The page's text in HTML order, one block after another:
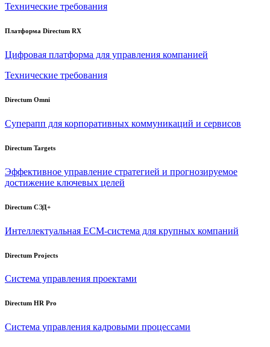
Технические требования
Платформа Directum RX
Цифровая платформа для управления компанией
Технические требования
Directum Omni
Суперапп для корпоративных коммуникаций и сервисов
Directum Targets
Эффективное управление стратегией и прогнозируемое
достижение ключевых целей
Directum СЭД+
Интеллектуальная ECM-система для крупных компаний
Directum Projects
Система управления проектами
Directum HR Pro
Система управления кадровыми процессами